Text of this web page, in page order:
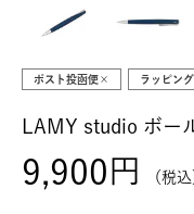
ポスト投函便× ラッピン
LAMY studio ボー
9,900 税込